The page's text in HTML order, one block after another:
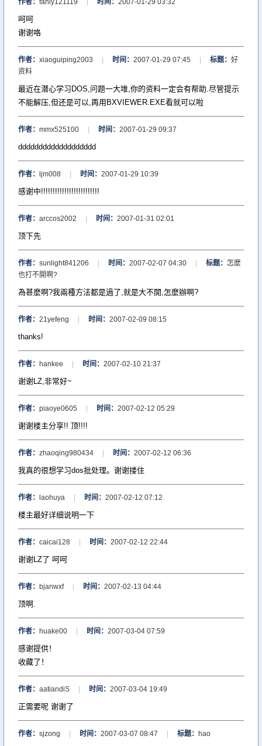
作者： fanly121119 时间： 2007-01-29 03:32
呵呵
谢谢咯
作者： xiaoguiping2003 时间： 2007-01-29 07:45 标题： 好
资料
最近在潜心学习DOS,问题一大堆,你的资料一定会有帮助.尽管提示
不能解压,但还是可以,再用BXVIEWER.EXE看就可以啦
作者： mmx525100 时间： 2007-01-29 09:37
ddddddddddddddddddd
作者： ljm008 时间： 2007-01-29 10:39
感谢中!!!!!!!!!!!!!!!!!!!!!!!!!
作者： arccos2002 时间： 2007-01-31 02:01
顶下先
作者： sunlight841206 时间： 2007-02-07 04:30 标题： 怎麼
也打不開啊?
為甚麼啊?我兩種方法都是過了,就是大不開,怎麼辦啊?
作者： 21yefeng 时间： 2007-02-09 08:15
thanks!
作者： hankee 时间： 2007-02-10 21:37
谢谢LZ,非常好~
作者： piaoye0605 时间： 2007-02-12 05:29
谢谢楼主分享!! 顶!!!!
作者： zhaoqing980434 时间： 2007-02-12 06:36
我真的很想学习dos批处理。谢谢搂住
作者： laohuya 时间： 2007-02-12 07:12
楼主最好详细说明一下
作者： caicai128 时间： 2007-02-12 22:44
谢谢LZ了 呵呵
作者： bjanwxf 时间： 2007-02-13 04:44
顶啊.
作者： huake00 时间： 2007-03-04 07:59
感谢提供！
收藏了！
作者： aatiandiS 时间： 2007-03-04 19:49
正需要呢 谢谢了
作者： sjzong 时间： 2007-03-07 08:47 标题： hao